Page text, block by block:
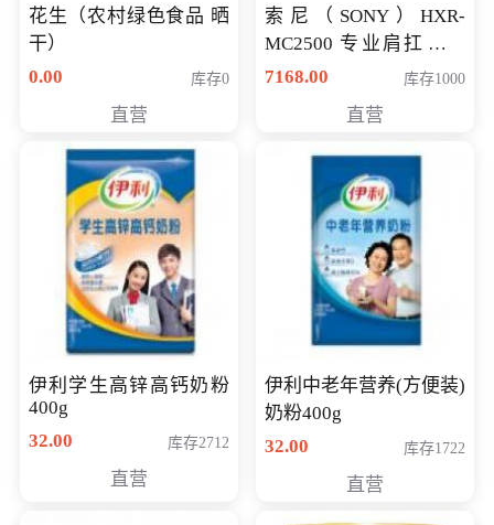
花生（农村绿色食品 晒
干）
0.00
库存0
直营
索尼（SONY）HXR-
MC2500 专业肩扛式存
储卡全高清摄录一体机
清入门级摄像机
7168.00 库存1000
直营
伊利学生高锌高钙奶粉
400g
32.00
库存2712
直营
伊利中老年营养(方便装)
奶粉400g
32.00
库存1722
直营